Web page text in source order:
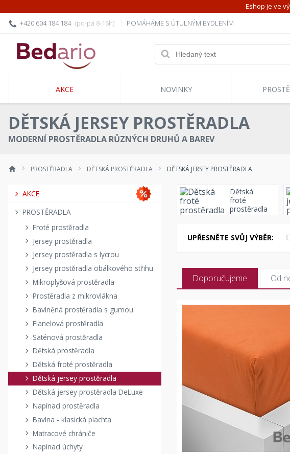
Eshop je ve
+420 604 184 184 (po-pá 8-16h) POMÁHÁME S ÚTULNÝM BYDLENÍM
AKCE NOVINKY
DĚTSKÁ JERSEY PROSTĚRADLA
MODERNÍ PROSTĚRADLA RŮZNÝCH DRUHŮ A BAREV
PROSTĚRADLA DĚTSKÁ PROSTĚRADLA DĚTSKÁ JERSEY PROSTĚRADLA
AKCE
PROSTĚRADLA
Froté prostěradla
Jersey prostěradla
Jersey prostěradla s lycrou
Jersey prostěradla obálkového střihu
Mikroplyšová prostěradla
Prostěradla z mikrovlákna
Bavlněná prostěradla s gumou
Flanelová prostěradla
Saténová prostěradla
Dětská prostěradla
Dětská froté prostěradla
Dětská jersey prostěradla
Dětská jersey prostěradla DeLuxe
Napínací prostěradla
Bavlna - klasická plachta
Matracové chrániče
Napínací úchyty
Dětská
froté
prostěradla
UPŘESNĚTE SVŮJ VÝBĚR:
Doporučujeme Od